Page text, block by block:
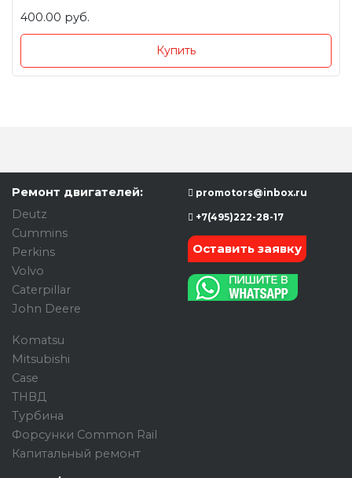
400.00 руб.
Купить
Ремонт двигателей:
Deutz
Cummins
Perkins
Volvo
Caterpillar
John Deere
Komatsu
Mitsubishi
Case
ТНВД
Турбина
Форсунки Common Rail
Капитальный ремонт
promotors@inbox.ru
+7(495)222-28-17
Оставить заявку